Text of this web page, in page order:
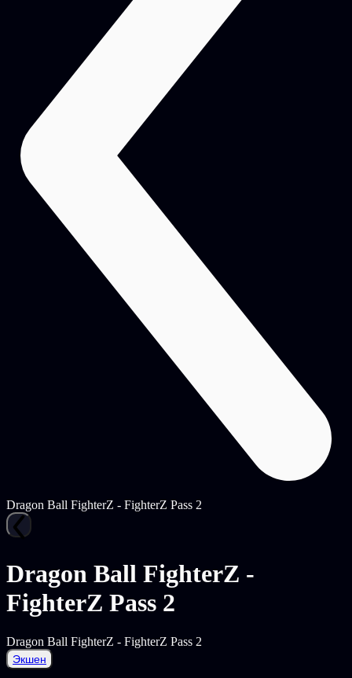
Dragon Ball FighterZ - FighterZ Pass 2
Dragon Ball FighterZ -
FighterZ Pass 2
Dragon Ball FighterZ - FighterZ Pass 2
Экшен